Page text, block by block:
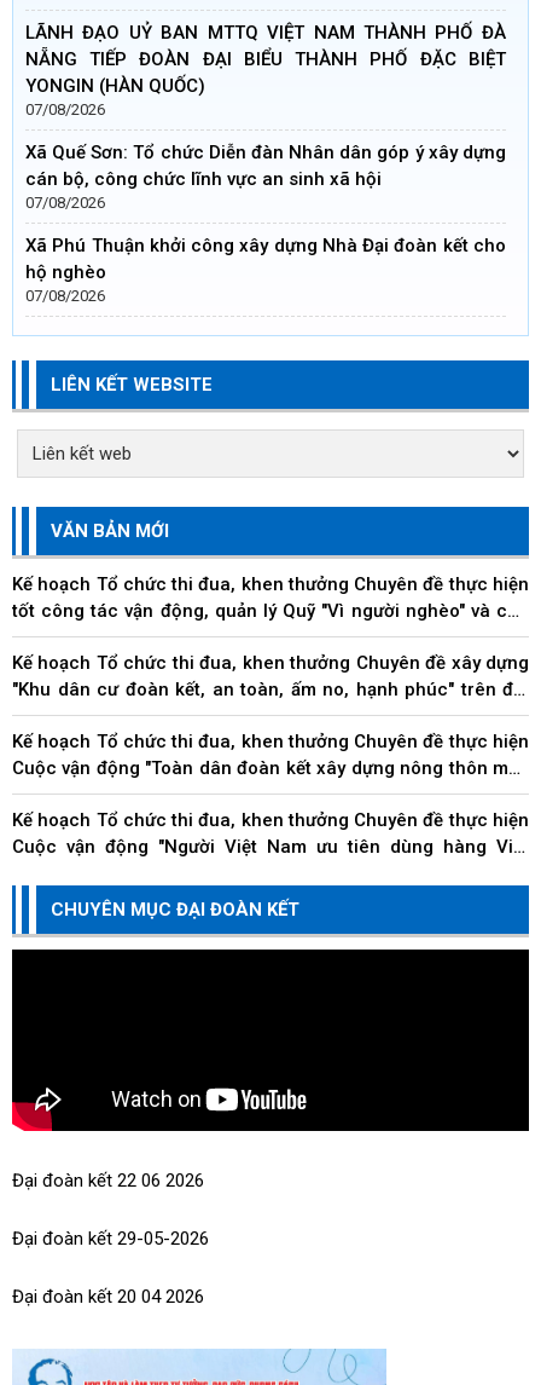
LÃNH ĐẠO UỶ BAN MTTQ VIỆT NAM THÀNH PHỐ ĐÀ
NẴNG TIẾP ĐOÀN ĐẠI BIỂU THÀNH PHỐ ĐẶC BIỆT
YONGIN (HÀN QUỐC)
07/08/2026
Xã Quế Sơn: Tổ chức Diễn đàn Nhân dân góp ý xây dựng
cán bộ, công chức lĩnh vực an sinh xã hội
07/08/2026
Xã Phú Thuận khởi công xây dựng Nhà Đại đoàn kết cho
hộ nghèo
07/08/2026
LIÊN KẾT WEBSITE
VĂN BẢN MỚI
Kế hoạch Tổ chức thi đua, khen thưởng Chuyên đề thực hiện
tốt công tác vận động, quản lý Quỹ "Vì người nghèo" và các
hoạt động an sinh xã hội trên địa...
Kế hoạch Tổ chức thi đua, khen thưởng Chuyên đề xây dựng
"Khu dân cư đoàn kết, an toàn, ấm no, hạnh phúc" trên địa
bàn thành phố
Kế hoạch Tổ chức thi đua, khen thưởng Chuyên đề thực hiện
Cuộc vận động "Toàn dân đoàn kết xây dựng nông thôn mới,
đô thị văn minh" trên địa bàn thành...
Kế hoạch Tổ chức thi đua, khen thưởng Chuyên đề thực hiện
Cuộc vận động "Người Việt Nam ưu tiên dùng hàng Việt
Kế hoạch Tổ chức thi đua, khen thưởng Chuyên đề về các
doanh nghiệp, doanh nhân, hộ kinh doanh và cá nhân kinh
doanh thi đua thực hiện tốt trách nhiệm...
CHUYÊN MỤC ĐẠI ĐOÀN KẾT
Đại đoàn kết 22 06 2026
Đại đoàn kết 29-05-2026
Đại đoàn kết 20 04 2026